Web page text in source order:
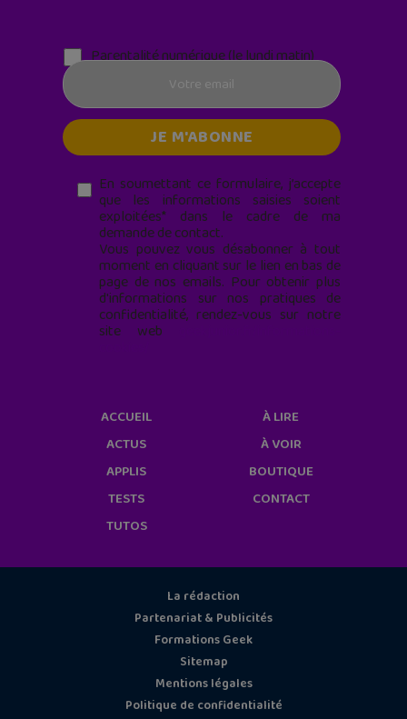
Parentalité numérique (le lundi matin)
En soumettant ce formulaire, j’accepte
que les informations saisies soient
exploitées* dans le cadre de ma
demande de contact.
Vous pouvez vous désabonner à tout
moment en cliquant sur le lien en bas de
page de nos emails. Pour obtenir plus
d'informations sur nos pratiques de
confidentialité, rendez-vous sur notre
site web
ACCUEIL
ACTUS
APPLIS
TESTS
TUTOS
À LIRE
À VOIR
BOUTIQUE
CONTACT
La rédaction
Partenariat & Publicités
Formations Geek
Sitemap
Mentions légales
Politique de confidentialité